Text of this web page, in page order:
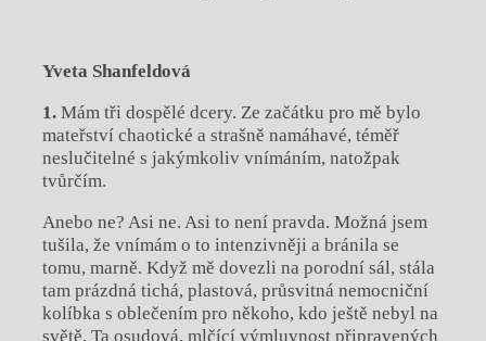
Yveta Shanfeldová
1.Mám tři dospělé dcery. Ze začátku pro mě bylo
mateřství chaotické a strašně namáhavé, téměř
neslučitelné s jakýmkoliv vnímáním, natožpak
tvůrčím.
Anebo ne? Asi ne. Asi to není pravda. Možná jsem
tušila, že vnímám o to intenzivněji a bránila se
tomu, marně. Když mě dovezli na porodní sál, stála
tam prázdná tichá, plastová, průsvitná nemocniční
kolíbka s oblečením pro někoho, kdo ještě nebyl na
světě. Ta osudová, mlčící výmluvnost připravených